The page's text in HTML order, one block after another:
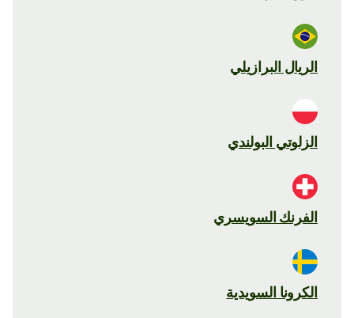
الريال البرازيلي
الزلوتي البولندي
الفرنك السويسري
الكرونا السويدية